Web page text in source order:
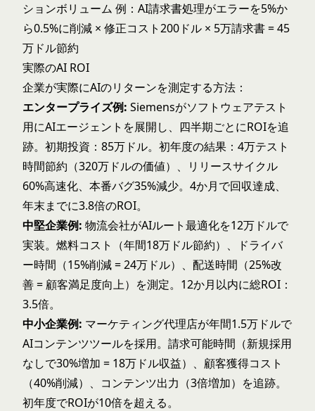
ションボリューム 例：AI請求書処理がエラーを5%か
ら0.5%に削減 × 修正コスト200ドル × 5万請求書 = 45
万ドル節約
実際のAI ROI
企業が実際にAIのリターンを測定する方法：
エンタープライズ例: Siemensがソフトウェアテスト
用にAIエージェント を展開し、四半期ごとにROIを追
跡。初期投資：85万ドル。初年度の結果：4万テスト
時間節約（320万ドルの価値）、リリースサイクル
60%高速化、本番バグ35%減少。4か月で回収達成、
年末までに3.8倍のROI。
中堅企業例: 物流会社がAIルート最適化を12万ドルで
実装。燃料コスト（年間18万ドル節約）、ドライバ
ー時間（15%削減 = 24万ドル）、配送時間（25%改
善 = 顧客満足度向上）を測定。12か月以内に総ROI：
3.5倍。
中小企業例: マーケティング代理店が年間1.5万ドルで
AIコンテンツツールを採用。請求可能時間（新規採用
なしで30%増加 = 18万ドル収益）、顧客獲得コスト
（40%削減）、コンテンツ出力（3倍増加）を追跡。
初年度でROIが10倍を超える。